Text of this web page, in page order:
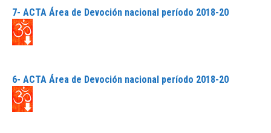
7- ACTA Área de Devoción nacional período 2018-20
6- ACTA Área de Devoción nacional período 2018-20